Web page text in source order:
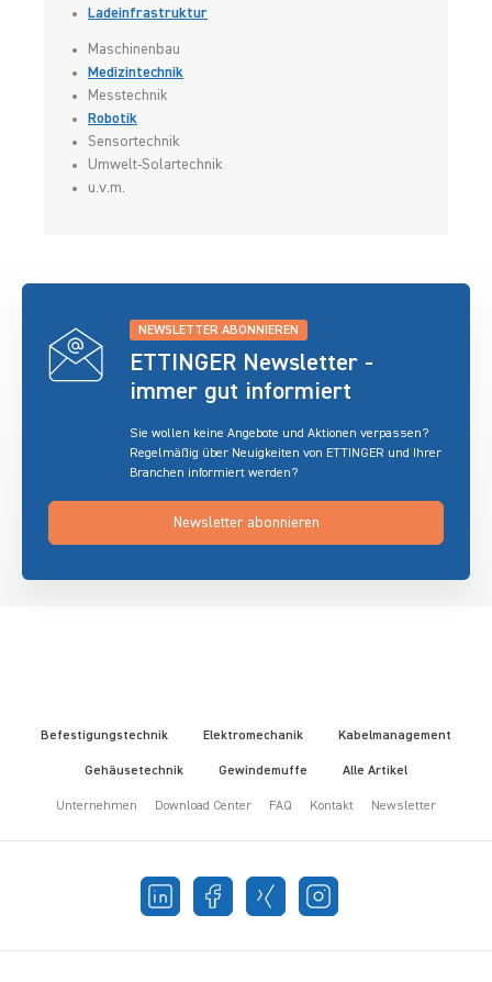
Ladeinfrastruktur
Maschinenbau
Medizintechnik
Messtechnik
Robotik
Sensortechnik
Umwelt-Solartechnik
u.v.m.
NEWSLETTER ABONNIEREN
ETTINGER Newsletter -
immer gut informiert
Sie wollen keine Angebote und Aktionen verpassen?
Regelmäßig über Neuigkeiten von ETTINGER und Ihrer
Branchen informiert werden?
Newsletter abonnieren
Befestigungstechnik Elektromechanik Kabelmanagement
Gehäusetechnik Gewindemuffe Alle Artikel
Unternehmen Download Center FAQ Kontakt Newsletter